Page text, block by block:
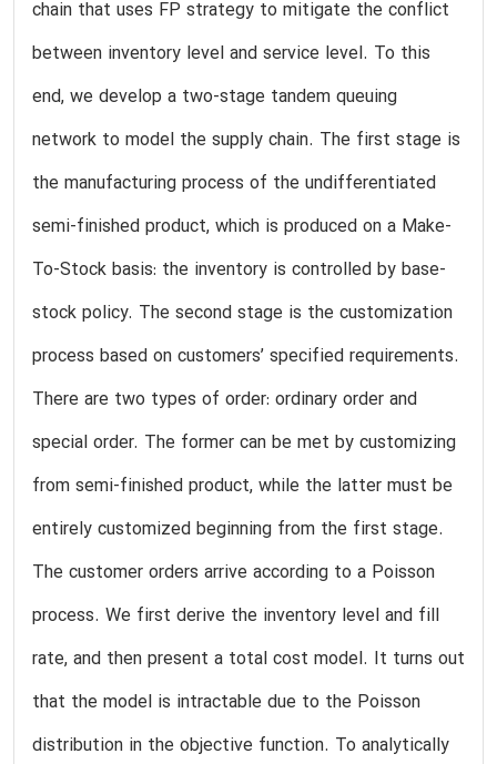
chain that uses FP strategy to mitigate the conflict
between inventory level and service level. To this
end, we develop a two-stage tandem queuing
network to model the supply chain. The first stage is
the manufacturing process of the undifferentiated
semi-finished product, which is produced on a Make-
To-Stock basis: the inventory is controlled by base-
stock policy. The second stage is the customization
process based on customers’ specified requirements.
There are two types of order: ordinary order and
special order. The former can be met by customizing
from semi-finished product, while the latter must be
entirely customized beginning from the first stage.
The customer orders arrive according to a Poisson
process. We first derive the inventory level and fill
rate, and then present a total cost model. It turns out
that the model is intractable due to the Poisson
distribution in the objective function. To analytically